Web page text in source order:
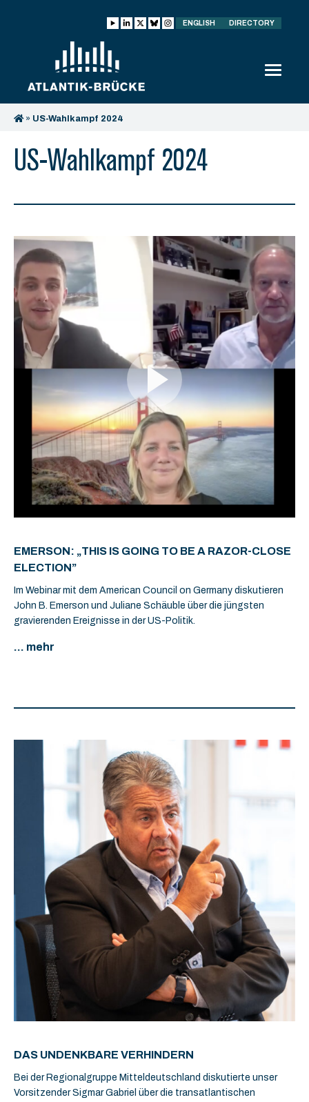
ENGLISH DIRECTORY
» US-Wahlkampf 2024
US-Wahlkampf 2024
EMERSON: „THIS IS GOING TO BE A RAZOR-CLOSE
ELECTION”
Im Webinar mit dem American Council on Germany diskutieren
John B. Emerson und Juliane Schäuble über die jüngsten
gravierenden Ereignisse in der US-Politik.
... mehr
DAS UNDENKBARE VERHINDERN
Bei der Regionalgruppe Mitteldeutschland diskutierte unser
Vorsitzender Sigmar Gabriel über die transatlantischen